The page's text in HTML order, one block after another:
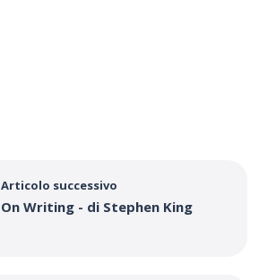
Articolo successivo
On Writing - di Stephen King